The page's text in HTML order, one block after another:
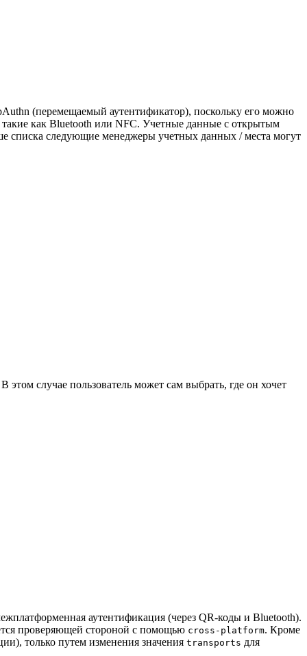
(перемещаемый аутентификатор), поскольку его можно
такие как Bluetooth или NFC. Учетные данные с открытым
следующие менеджеры учетных данных / места могут
случае пользователь может сам выбрать, где он хочет
аутентификация (через QR-коды и Bluetooth).
проверяющей стороной с помощью cross-platform. Кроме
только путем изменения значения transports для